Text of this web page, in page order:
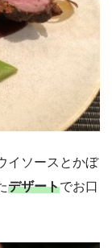
イソースとかぼ
デザートでお口